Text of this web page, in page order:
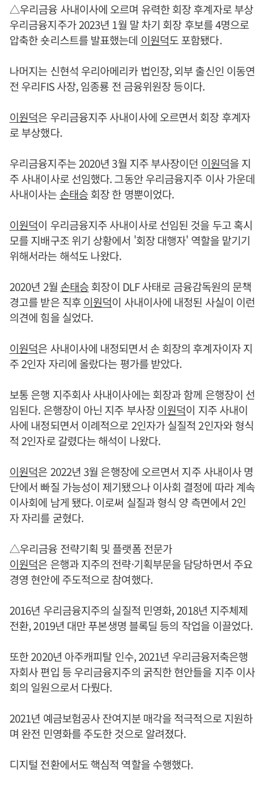
△우리금융 사내이사에 오르며 유력한 회장 후계자로 부상
우리금융지주가 2023년 1월 말 차기 회장 후보를 4명으로
압축한 숏리스트를 발표했는데 이원덕도 포함됐다.
나머지는 신현석 우리아메리카 법인장, 외부 출신인 이동연
전 우리FIS 사장, 임종룡 전 금융위원장 등이다.
이원덕은 우리금융지주 사내이사에 오르면서 회장 후계자
로 부상했다.
우리금융지주는 2020년 3월 지주 부사장이던 이원덕을 지
주 사내이사로 선임했다. 그동안 우리금융지주 이사 가운데
사내이사는 손태승회장 한 명뿐이었다.
이원덕이 우리금융지주 사내이사로 선임된 것을 두고 혹시
모를 지배구조 위기 상황에서 '회장 대행자' 역할을 맡기기
위해서라는 해석도 나왔다.
2020년 2월 손태승회장이 DLF 사태로 금융감독원의 문책
경고를 받은 직후이원덕이 사내이사에 내정된 사실이 이런
의견에 힘을 실었다.
이원덕은 사내이사에 내정되면서 손 회장의 후계자이자 지
주 2인자 자리에 올랐다는 평가를 받았다.
보통 은행 지주회사 사내이사에는 회장과 함께 은행장이 선
임된다. 은행장이 아닌 지주 부사장이원덕이 지주 사내이
사에 내정되면서 이례적으로 2인자가 실질적 2인자와 형식
적 2인자로 갈렸다는 해석이 나왔다.
이원덕은 2022년 3월 은행장에 오르면서 지주 사내이사 명
단에서 빠질 가능성이 제기됐으나 이사회 결정에 따라 계속
이사회에 남게 됐다. 이로써 실질과 형식 양 측면에서 2인
자 자리를 굳혔다.
△우리금융 전략기획 및 플랫폼 전문가
이원덕은 은행과 지주의 전략·기획부문을 담당하면서 주요
경영 현안에 주도적으로 참여했다.
2016년 우리금융지주의 실질적 민영화, 2018년 지주체제
전환, 2019년 대만 푸본생명 블록딜 등의 작업을 이끌었다.
또한 2020년 아주캐피탈 인수, 2021년 우리금융저축은행
자회사 편입 등 우리금융지주의 굵직한 현안들을 지주 이사
회의 일원으로서 다뤘다.
2021년 예금보험공사 잔여지분 매각을 적극적으로 지원하
며 완전 민영화를 주도한 것으로 알려졌다.
디지털 전환에서도 핵심적 역할을 수행했다.